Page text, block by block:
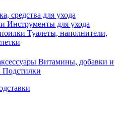
средства для ухода
Инструменты для ухода
Туалеты, наполнители,
Витамины, добавки и
Подстилки